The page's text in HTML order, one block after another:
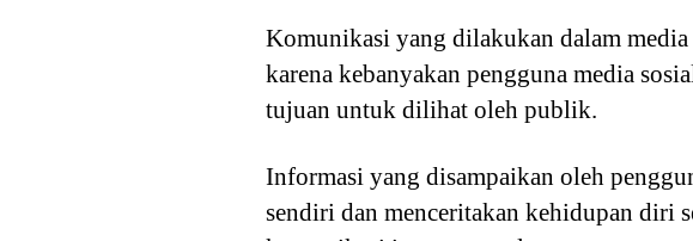
Komunikasi yang dilakukan dalam
karena kebanyakan pengguna media
tujuan untuk dilihat oleh publik.
Informasi yang disampaikan oleh
sendiri dan menceritakan kehidupan diri